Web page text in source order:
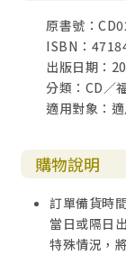
原書號：
ISBN：
出版日期：
分類：CD／
適用對象：
購物說明
訂單備貨時
當日或隔日
特殊情況，